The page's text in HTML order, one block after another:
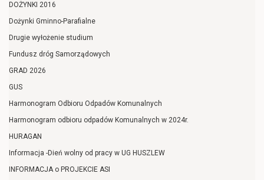
DOŻYNKI 2016
Dożynki Gminno-Parafialne
Drugie wyłożenie studium
Fundusz dróg Samorządowych
GRAD 2026
GUS
Harmonogram Odbioru Odpadów Komunalnych
Harmonogram odbioru odpadów Komunalnych w 2024r.
HURAGAN
Informacja -Dień wolny od pracy w UG HUSZLEW
INFORMACJA o PROJEKCIE ASI